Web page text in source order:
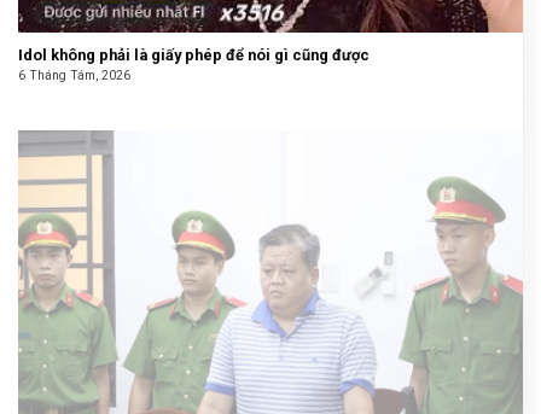
Idol không phải là giấy phép để nói gì cũng được
6 Tháng Tám, 2026